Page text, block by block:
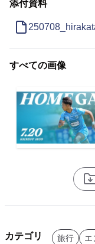
添付資料
すべての画像
カテゴリ 旅行 エ